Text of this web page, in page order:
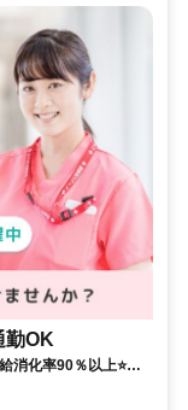
勤OK
消化率90％以上⭐】